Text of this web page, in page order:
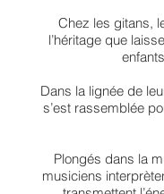
Chez les gitans,
l’héritage que
Dans la lignée de
s’est rassemblée
Plongés dans la
musiciens